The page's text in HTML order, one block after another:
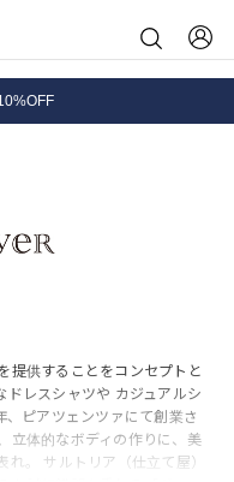
れ変わります！
提供することをコンセプトと
ドレスシャツや カジュアルシ
ピアツェンツァにて創業さ
立体的なボディの作りに、美
れ。 サルトリア（仕立て屋）